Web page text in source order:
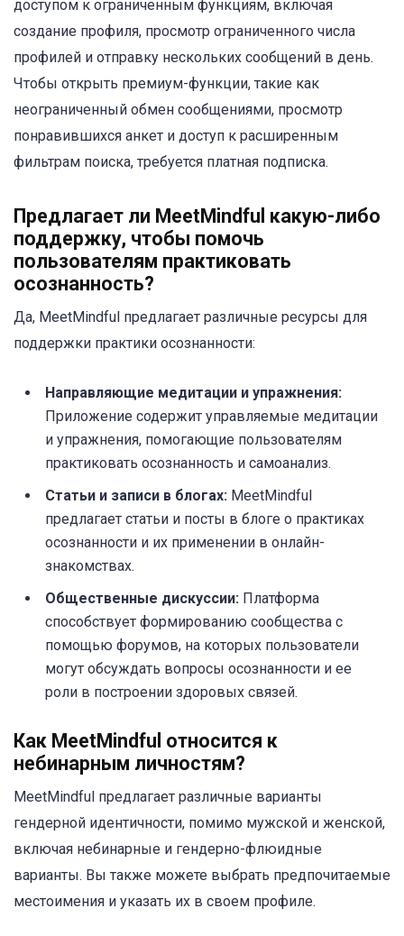
доступом к ограниченным функциям, включая
создание профиля, просмотр ограниченного числа
профилей и отправку нескольких сообщений в день.
Чтобы открыть премиум-функции, такие как
неограниченный обмен сообщениями, просмотр
понравившихся анкет и доступ к расширенным
фильтрам поиска, требуется платная подписка.
Предлагает ли MeetMindful какую-либо
поддержку, чтобы помочь
пользователям практиковать
осознанность?
Да, MeetMindful предлагает различные ресурсы для
поддержки практики осознанности:
Направляющие медитации и упражнения:
Приложение содержит управляемые медитации
и упражнения, помогающие пользователям
практиковать осознанность и самоанализ.
Статьи и записи в блогах: MeetMindful
предлагает статьи и посты в блоге о практиках
осознанности и их применении в онлайн-
знакомствах.
Общественные дискуссии: Платформа
способствует формированию сообщества с
помощью форумов, на которых пользователи
могут обсуждать вопросы осознанности и ее
роли в построении здоровых связей.
Как MeetMindful относится к
небинарным личностям?
MeetMindful предлагает различные варианты
гендерной идентичности, помимо мужской и женской,
включая небинарные и гендерно-флюидные
варианты. Вы также можете выбрать предпочитаемые
местоимения и указать их в своем профиле.